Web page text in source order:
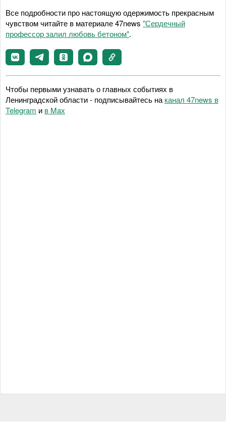
Все подробности про настоящую одержимость прекрасным
чувством читайте в материале 47news "Сердечный
профессор залил любовь бетоном".
Чтобы первыми узнавать о главных событиях в
Ленинградской области - подписывайтесь на канал 47news в
Telegram и в Maх